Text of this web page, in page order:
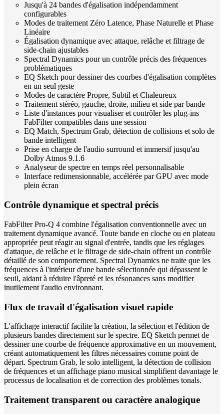
Jusqu'à 24 bandes d'égalisation indépendamment
configurables
Modes de traitement Zéro Latence, Phase Naturelle et Phase
Linéaire
Égalisation dynamique avec attaque, relâche et filtrage de
side-chain ajustables
Spectral Dynamics pour un contrôle précis des fréquences
problématiques
EQ Sketch pour dessiner des courbes d'égalisation complètes
en un seul geste
Modes de caractère Propre, Subtil et Chaleureux
Traitement stéréo, gauche, droite, milieu et side par bande
Liste d'instances pour visualiser et contrôler les plug-ins
FabFilter compatibles dans une session
EQ Match, Spectrum Grab, détection de collisions et solo de
bande intelligent
Prise en charge de l'audio surround et immersif jusqu'au
Dolby Atmos 9.1.6
Analyseur de spectre en temps réel personnalisable
Interface redimensionnable, accélérée par GPU avec mode
plein écran
Contrôle dynamique et spectral précis
FabFilter Pro-Q 4 combine l'égalisation conventionnelle avec un
traitement dynamique avancé. Toute bande en cloche ou en plateau
appropriée peut réagir au signal d'entrée, tandis que les réglages
d'attaque, de relâche et le filtrage de side-chain offrent un contrôle
détaillé de son comportement. Spectral Dynamics ne traite que les
fréquences à l'intérieur d'une bande sélectionnée qui dépassent le
seuil, aidant à réduire l'âpreté et les résonances sans modifier
inutilement l'audio environnant.
Flux de travail d'égalisation visuel rapide
L'affichage interactif facilite la création, la sélection et l'édition de
plusieurs bandes directement sur le spectre. EQ Sketch permet de
dessiner une courbe de fréquence approximative en un mouvement,
créant automatiquement les filtres nécessaires comme point de
départ. Spectrum Grab, le solo intelligent, la détection de collision
de fréquences et un affichage piano musical simplifient davantage le
processus de localisation et de correction des problèmes tonals.
Traitement transparent ou caractère analogique